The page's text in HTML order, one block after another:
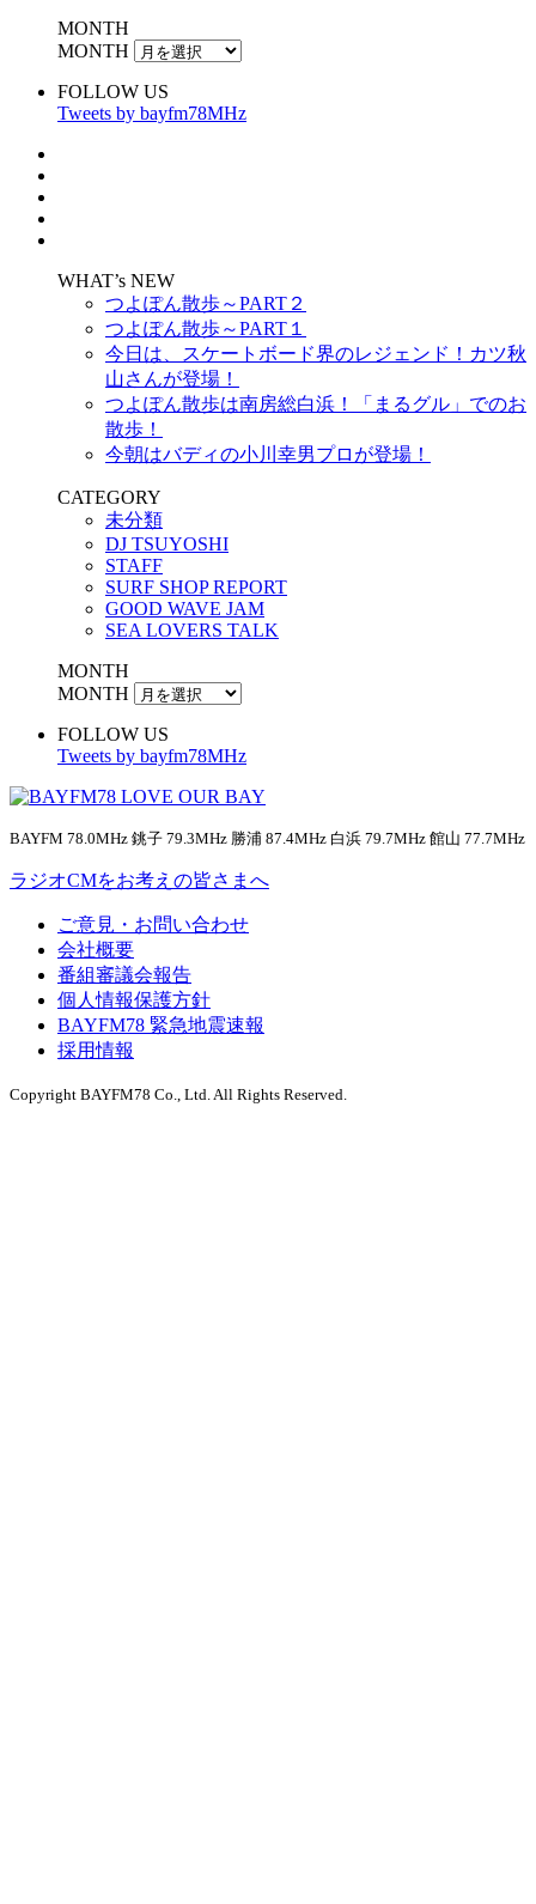
MONTH
MONTH
FOLLOW US
Tweets by bayfm78MHz
WHAT’s NEW
つよぽん散歩～PART２
つよぽん散歩～PART１
今日は、スケートボード界のレジェンド！カツ秋
山さんが登場！
つよぽん散歩は南房総白浜！「まるグル」でのお
散歩！
今朝はバディの小川幸男プロが登場！
CATEGORY
未分類
DJ TSUYOSHI
STAFF
SURF SHOP REPORT
GOOD WAVE JAM
SEA LOVERS TALK
MONTH
MONTH
FOLLOW US
Tweets by bayfm78MHz
BAYFM 78.0MHz 銚子 79.3MHz 勝浦 87.4MHz 白浜 79.7MHz 館山 77.7MHz
ラジオCMをお考えの皆さまへ
ご意見・お問い合わせ
会社概要
番組審議会報告
個人情報保護方針
BAYFM78 緊急地震速報
採用情報
Copyright BAYFM78 Co., Ltd. All Rights Reserved.